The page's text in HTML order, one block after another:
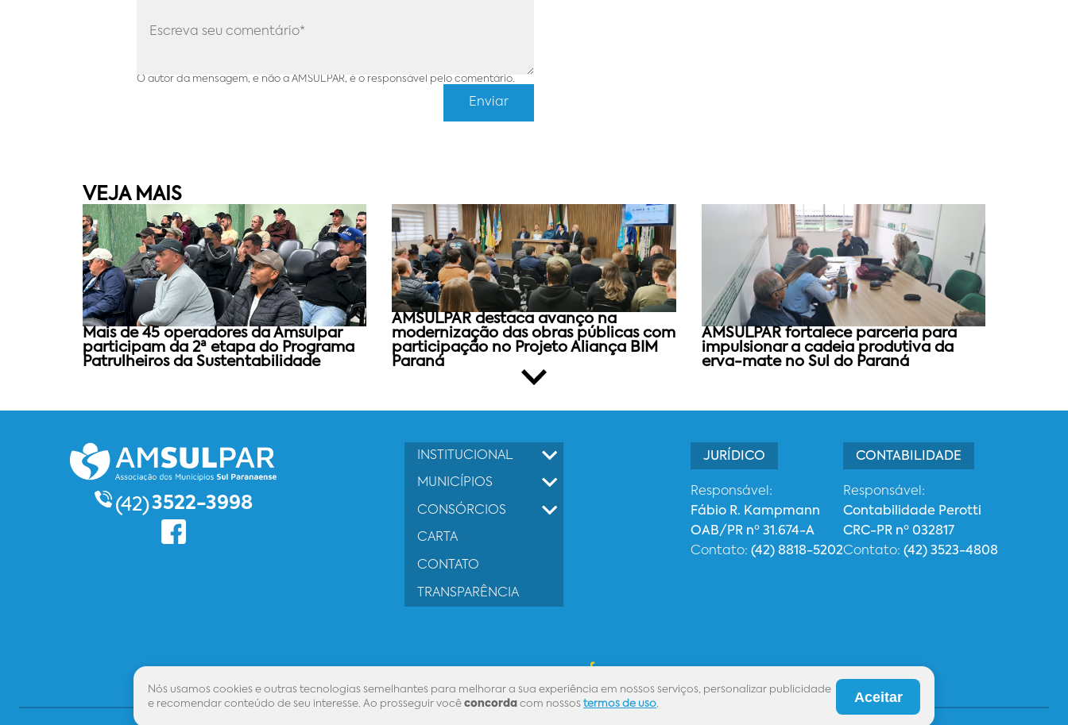
O autor da mensagem, e não a AMSULPAR, é o responsável pelo comentário.
VEJA MAIS
Mais de 45 operadores da Amsulpar
participam da 2ª etapa do Programa
Patrulheiros da Sustentabilidade
AMSULPAR destaca avanço na
modernização das obras públicas com
participação no Projeto Aliança BIM
Paraná
AMSULPAR fortalece parceria para
impulsionar a cadeia produtiva da
erva-mate no Sul do Paraná
(42)3522-3998
INSTITUCIONAL
MUNICÍPIOS
CONSÓRCIOS
CARTA
CONTATO
TRANSPARÊNCIA
JURÍDICO
Responsável:
Fábio R. Kampmann
OAB/PR nº 31.674-A
Contato: (42) 8818-5202
CONTABILIDADE
Responsável:
Contabilidade Perotti
CRC-PR nº 032817
Contato: (42) 3523-4808
Aceitar
Nós usamos cookies e outras tecnologias semelhantes para melhorar a sua experiência em nossos serviços, personalizar publicidade
e recomendar conteúdo de seu interesse. Ao prosseguir você concorda com nossos termos de uso